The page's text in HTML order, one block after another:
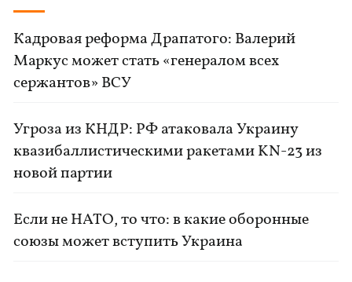
Кадровая реформа Драпатого: Валерий
Маркус может стать «генералом всех
сержантов» ВСУ
Угроза из КНДР: РФ атаковала Украину
квазибаллистическими ракетами KN-23 из
новой партии
Если не НАТО, то что: в какие оборонные
союзы может вступить Украина